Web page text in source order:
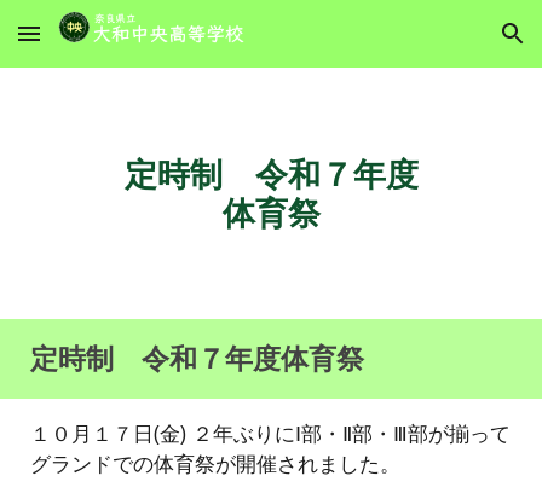
Skip to main content Skip to navigation
定時制 令和７年度
体育祭
定時制令和７年度体育祭
１０月１７日(金) ２年ぶりにⅠ部・Ⅱ部・Ⅲ部が揃って
グランドでの体育祭が開催されました。